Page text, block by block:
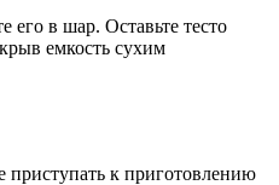
его в шар. Оставьте тесто
емкость сухим
приступать к приготовлению